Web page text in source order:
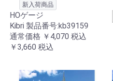
新入荷商品
HOゲージ
Kibri 製品番号:kb39159
通常価格 ￥4,070 税込
￥3,660 税込